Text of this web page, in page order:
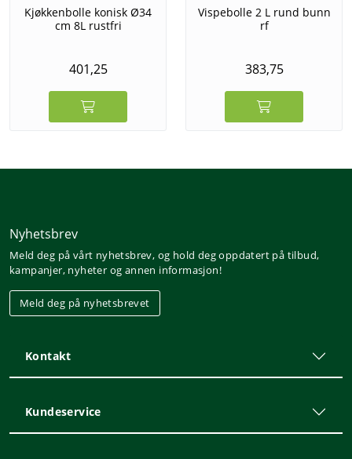
Kjøkkenbolle konisk Ø34
cm 8L rustfri
401,25
Vispebolle 2 L rund bunn
rf
383,75
Nyhetsbrev
Meld deg på vårt nyhetsbrev, og hold deg oppdatert på tilbud,
kampanjer, nyheter og annen informasjon!
Meld deg på nyhetsbrevet
Kontakt
Kundeservice